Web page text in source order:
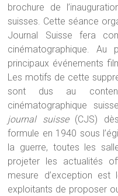
brochure de
suisses. Cette séance
Journal Suisse fera
cinématographique.
principaux événements
Les motifs de cette
sont dus au
cinématographique
journal suisse(CJS)
formule en 1940 sous
la guerre, toutes les
projeter les actualités
mesure d’exception
exploitants de proposer